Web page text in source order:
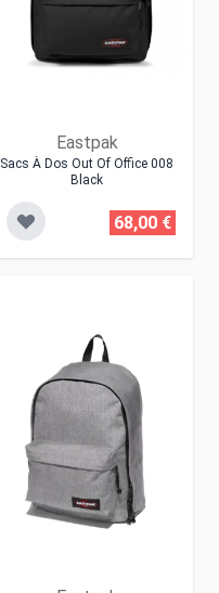
Eastpak
Sacs À Dos Out Of Office 008
Black
68,00 €